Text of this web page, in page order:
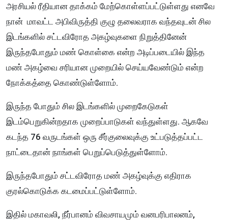
அரசியல் ரீதியான தாக்கம் மேற்கொள்ளப்பட்டுள்ளது எனவே
நான் மாவட்ட அபிவிருத்தி குழு தலைவராக வந்தவுடன் சில
இடங்களில் சட்டவிரோத அகழ்வுகளை நிறுத்தினேன்
இருந்தபோதும் மண் கொள்கை என்ற அடிப்படையில் இந்த
மண் அகழ்வை சரியான முறையில் செய்யவேண்டும் என்ற
நோக்கத்தை கொண்டுள்ளோம்.
இருந்த போதும் சில இடங்களில் முறைகேடுகள்
இடம்பெறுகின்றதாக முறைப்பாடுகள் வந்துள்ளது. ஆகவே
கடந்த 76 வருடங்கள் ஒரு சீர்குலைவுக்கு உட்படுத்தப்பட்ட
நாட்டைதான் நாங்கள் பெறுப்பெடுத்துள்ளோம்.
இருந்தபோதும் சட்டவிரோத மண் அகழ்வுக்கு எதிராக
குரல்கொடுக்க கடமைப்பட்டுள்ளோம்.
இதில் மகாவலி, நீர்பானம் விவசாயமும் வனபரிபாலனம்,